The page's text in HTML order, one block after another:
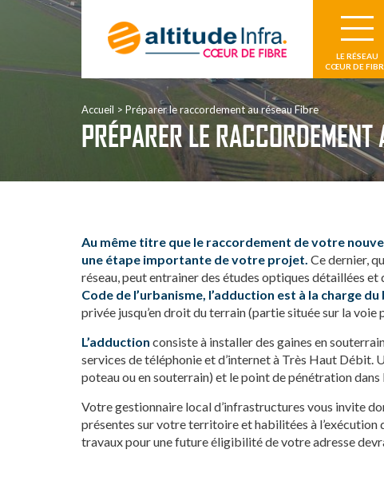
LE RÉSEAU
CŒUR DE
Accueil Préparer le raccordement au réseau Fibre
PRÉPARER LE
Au même titre que le raccordement de votre
une étape importante de votre projet. Ce dernier,
réseau, peut entrainer des études optiques détaillées
Code de l’urbanisme, l’adduction est à la charge
privée jusqu’en droit du terrain (partie située sur la
L’adduction consiste à installer des gaines en
services de téléphonie et d’internet à Très Haut Débit.
poteau ou en souterrain) et le point de pénétration
Votre gestionnaire local d’infrastructures vous invite
présentes sur votre territoire et habilitées à
travaux pour une future éligibilité de votre adresse